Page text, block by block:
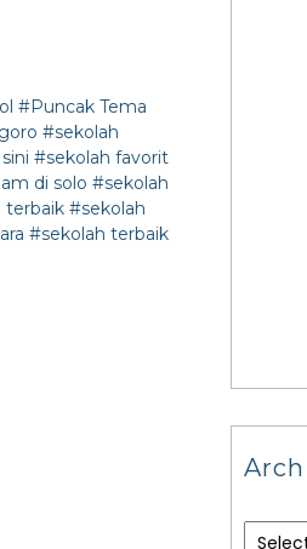
#Puncak Tema
#sekolah
#sekolah favorit
di solo #sekolah
terbaik #sekolah
#sekolah terbaik